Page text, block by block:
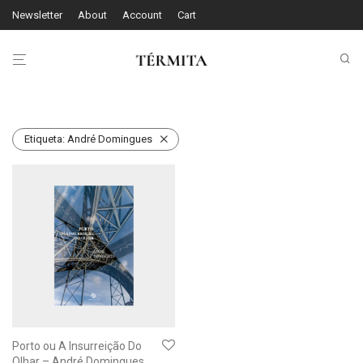
Newsletter About Account Cart
Etiqueta: André Domingues
Porto ou A Insurreição Do